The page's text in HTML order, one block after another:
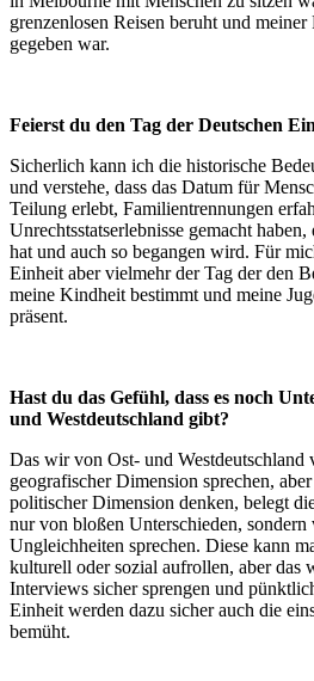
grenzenlosen Reisen beruht und
gegeben war.
Feierst du den Tag der Deutschen
Sicherlich kann ich die historische
und verstehe, dass das Datum für
Teilung erlebt, Familientrennungen
Unrechtsstatserlebnisse gemacht
hat und auch so begangen wird. Für
Einheit aber vielmehr der Tag der den
meine Kindheit bestimmt und meine
präsent.
Hast du das Gefühl, dass es noch
und Westdeutschland gibt?
Das wir von Ost- und Westdeutschland
geografischer Dimension sprechen,
politischer Dimension denken, belegt
nur von bloßen Unterschieden, sondern
Ungleichheiten sprechen. Diese kann
kulturell oder sozial aufrollen, aber das
Interviews sicher sprengen und
Einheit werden dazu sicher auch die
bemüht.